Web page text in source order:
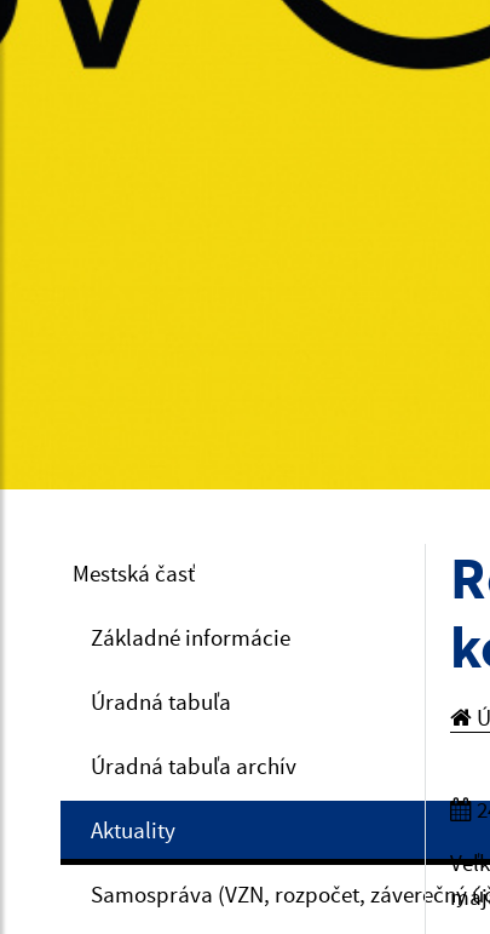
Mestská časť
Základné informácie
Úradná tabuľa
Úradná tabuľa archív
Aktuality
Samospráva (VZN, rozpočet, záverečný